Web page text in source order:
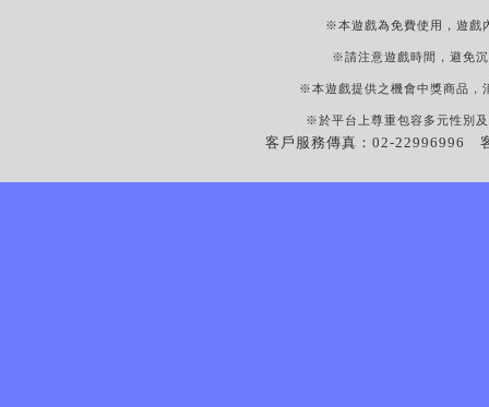
※本遊戲為免費使用，遊戲
※請注意遊戲時間，避免
※本遊戲提供之機會中獎商品，
※於平台上尊重包容多元性別
客戶服務傳真：02-22996996